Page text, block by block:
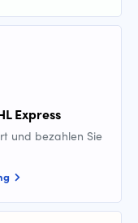
Express
und bezahlen Sie